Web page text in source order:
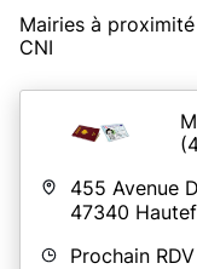
Mairies à
CNI
455 Avenue
47340
Prochain